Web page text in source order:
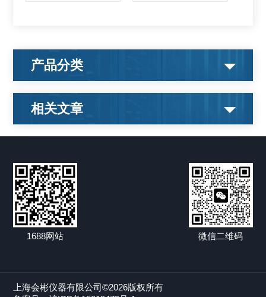
产品分类
相关文章
1688网站 微信二维码
上海会彬仪器有限公司©2026版权所有